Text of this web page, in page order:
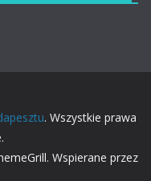
. Wszystkie prawa
Wspierane przez